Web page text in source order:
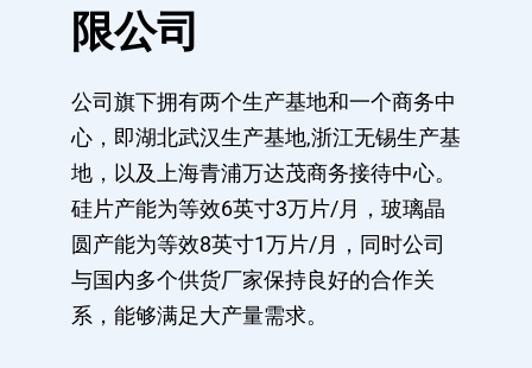
限公司
公司旗下拥有两个生产基地和一个商务中
心，即湖北武汉生产基地,浙江无锡生产基
地，以及上海青浦万达茂商务接待中心。
硅片产能为等效6英寸3万片/月，玻璃晶
圆产能为等效8英寸1万片/月，同时公司
与国内多个供货厂家保持良好的合作关
系，能够满足大产量需求。